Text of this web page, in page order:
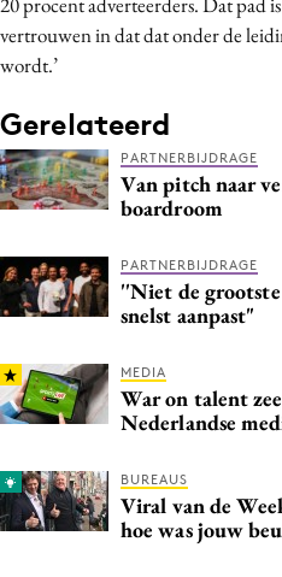
vertrouwen in dat dat onder de
wordt.’
Gerelateerd
PARTNERBIJDRAGE
Van pitch naar
boardroom
PARTNERBIJDRAGE
''Niet de
snelst aanpast"
MEDIA
War on talent
Nederlandse
BUREAUS
Viral van de
hoe was jouw